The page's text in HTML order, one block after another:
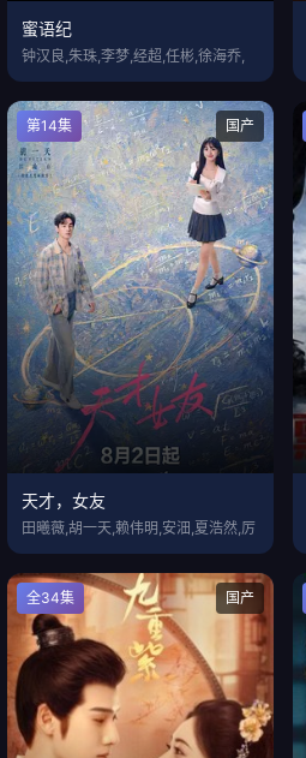
蜜语纪
钟汉良,朱珠,李梦,经超,任彬,徐海乔,
国产
第14集
天才，女友
田曦薇,胡一天,赖伟明,安沺,夏浩然,厉
国产
全34集